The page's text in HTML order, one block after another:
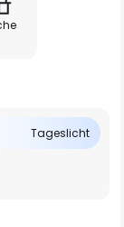
Tageslicht